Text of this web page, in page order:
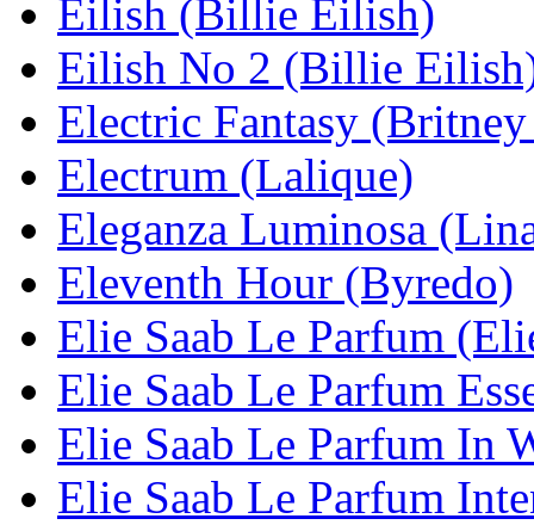
Eilish (Billie Eilish)
Eilish No 2 (Billie
Electric Fantasy (Britney
Electrum (Lalique)
Eleganza Luminosa
Eleventh Hour (Byredo)
Elie Saab Le Parfum
Elie Saab Le Parfum
Elie Saab Le Parfum In
Elie Saab Le Parfum